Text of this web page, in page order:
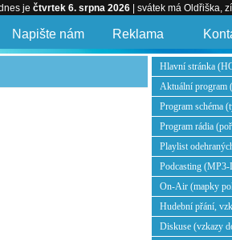
je čtvrtek 6. srpna 2026 | svátek má Oldřiška,
Napište nám Reklama
Hlavní stránka
Aktuální program
Program schéma
Program rádia
Playlist
Podcasting
On-Air (mapky
Hudební přání,
Diskuse (vzkazy